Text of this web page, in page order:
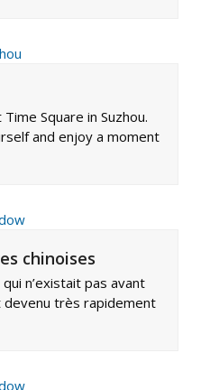
Square in Suzhou.
and enjoy a moment
chinoises
n’existait pas avant
très rapidement